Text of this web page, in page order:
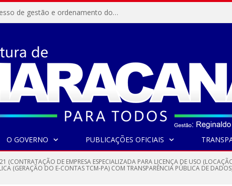
Resex Maracanã avança no processo de gestão e ordenamento do turismo em nossas áreas protegidas.
O GOVERNO PUBLICAÇÕES OFICIAIS
(CONTRATAÇÃO DE EMPRESA ESPECIALIZADA PARA LICENÇA DE USO
(GERAÇÃO DO E-CONTAS TCM-PA) COM TRANSPARÊNCIA PÚBLICA DE